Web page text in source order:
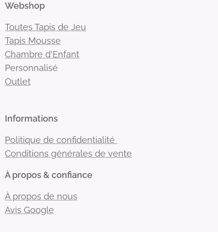
Webshop
Toutes Tapis de Jeu
Tapis Mousse
Chambre d'Enfant
Personnalisé
Outlet
Informations
Politique de confidentialité
Conditions générales de vente
À propos & confiance
À propos de nous
Avis Google